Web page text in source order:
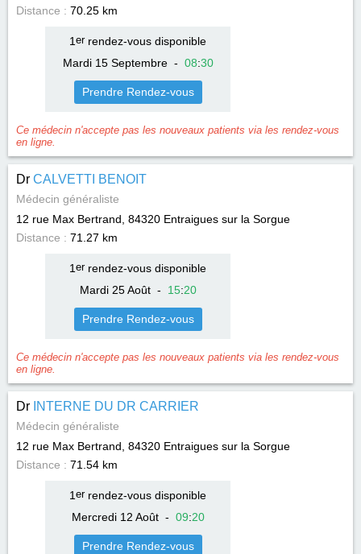
Distance : 70.25 km
1 errendez-vous disponible
Mardi 15 Septembre- 08:30
Prendre Rendez-vous
Ce médecin n'accepte pas les nouveaux patients via les rendez-vous
en ligne.
Dr CALVETTI BENOIT
Médecin généraliste
12 rue Max Bertrand, 84320 Entraigues sur la Sorgue
Distance : 71.27 km
1 errendez-vous disponible
Mardi 25 Août- 15:20
Prendre Rendez-vous
Ce médecin n'accepte pas les nouveaux patients via les rendez-vous
en ligne.
Dr INTERNE DU DR CARRIER
Médecin généraliste
12 rue Max Bertrand, 84320 Entraigues sur la Sorgue
Distance : 71.54 km
1 errendez-vous disponible
Mercredi 12 Août- 09:20
Prendre Rendez-vous